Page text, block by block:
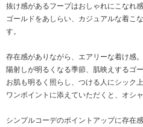
抜け感があるフープはおしゃれにこなれ
ゴールドをあしらい、カジュアルな着こ
す。
存在感がありながら、エアリーな着け感。
陽射しが明るくなる季節、肌映えするゴ
お肌も明るく照らし、つける人にシック
ワンポイントに添えていただくと、オシ
シンプルコーデのポイントアップに存在感